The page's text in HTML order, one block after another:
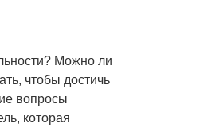
Можно ли
чтобы достичь
вопросы
которая